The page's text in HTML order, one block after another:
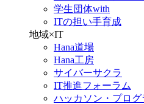
学生団体with
ITの担い手育成
地域×IT
Hana道場
Hana工房
サイバーサクラ
IT推進フォーラム
ハッカソン・プログ